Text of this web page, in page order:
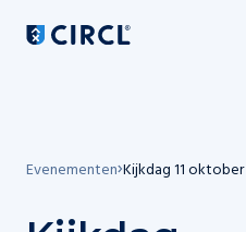
Hoofdnavigatie
Evenementen Kijkdag 11 oktober